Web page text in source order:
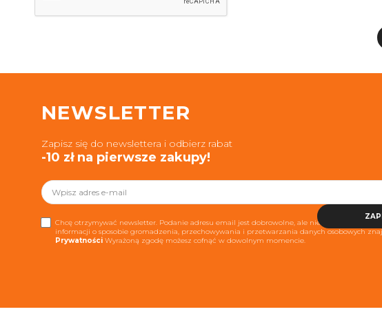
NEWSLETTER
Zapisz się do newslettera i odbierz rabat
-10 zł na pierwsze zakupy!
Chcę otrzymywać newsletter. Podanie adresu email jest dobrowolne, ale niezbędne do
informacji o sposobie gromadzenia, przechowywania i przetwarzania danych osobowych
Prywatności Wyrażoną zgodę możesz cofnąć w dowolnym momencie.